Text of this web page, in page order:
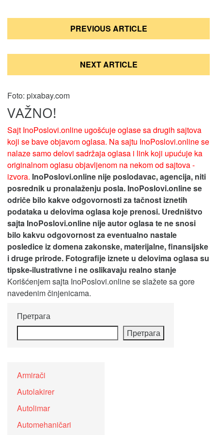
Кретање
PREVIOUS ARTICLE
NEXT ARTICLE
Foto: pixabay.com
VAŽNO!
Sajt InoPoslovi.online ugošćuje oglase sa drugih sajtova
koji se bave objavom oglasa. Na sajtu InoPoslovi.online se
nalaze samo delovi sadržaja oglasa i link koji upućuje ka
originalnom oglasu objavljenom na nekom od sajtova -
izvora. InoPoslovi.online nije poslodavac, agencija, niti
posrednik u pronalaženju posla. InoPoslovi.online se
odriče bilo kakve odgovornosti za tačnost iznetih
podataka u delovima oglasa koje prenosi. Uredništvo
sajta InoPoslovi.online nije autor oglasa te ne snosi
bilo kakvu odgovornost za eventualno nastale
posledice iz domena zakonske, materijalne, finansijske
i druge prirode. Fotografije iznete u delovima oglasa su
tipske-ilustrativne i ne oslikavaju realno stanje
Korišćenjem sajta InoPoslovi.online se slažete sa gore
navedenim činjenicama.
Претрага
Претрага
Armirači
Autolakirer
Autolimar
Automehaničari